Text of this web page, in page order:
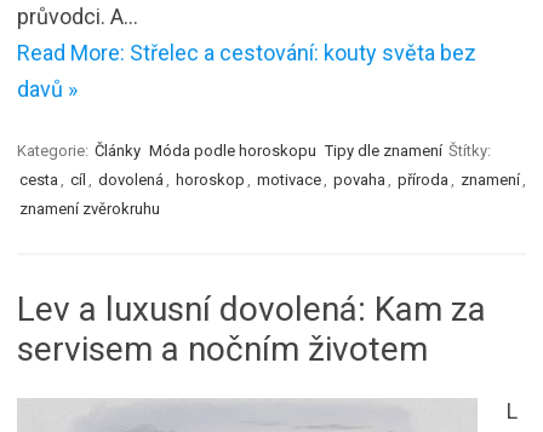
průvodci. A…
Read More: Střelec a cestování: kouty světa bez
davů »
Kategorie: Články Móda podle horoskopu Tipy dle znamení Štítky:
cesta
cíl dovolená horoskop motivace povaha příroda znamení
znamení zvěrokruhu
Lev a luxusní dovolená: Kam za
servisem a nočním životem
L